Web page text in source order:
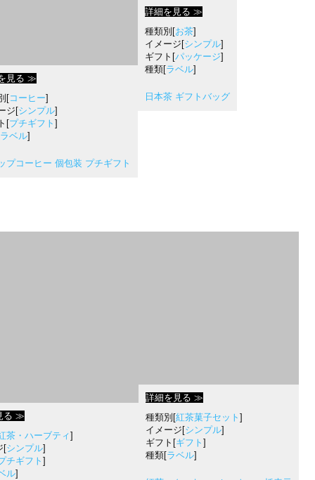
見る ≫
[コーヒー]
ジ[シンプル]
[プチギフト ]
ラベル]
プコーヒー 個包装 プチギフト
詳細を見る ≫
種類別[お茶]
イメージ[シンプル]
ギフト[パッケージ]
種類[ラベル]
日本茶 ギフトバッグ
る ≫
茶・ハーブティ]
[シンプル]
チギフト]
ル]
詳細を見る ≫
種類別[紅茶菓子セット ]
イメージ[シンプル]
ギフト[ギフト ]
種類[ラベル]